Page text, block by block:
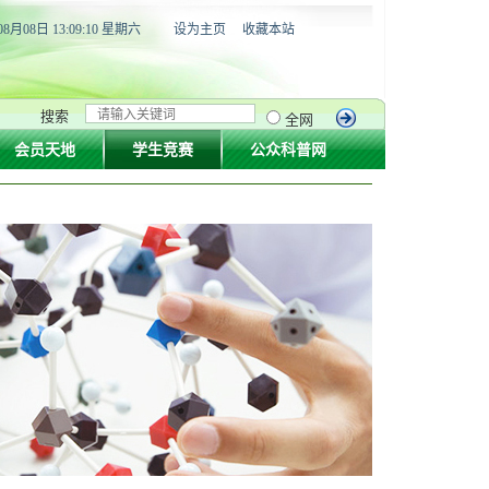
月08日 13:09:10 星期六 设为主页 收藏本站
搜索
全网
会员天地
学生竞赛 公众科普网